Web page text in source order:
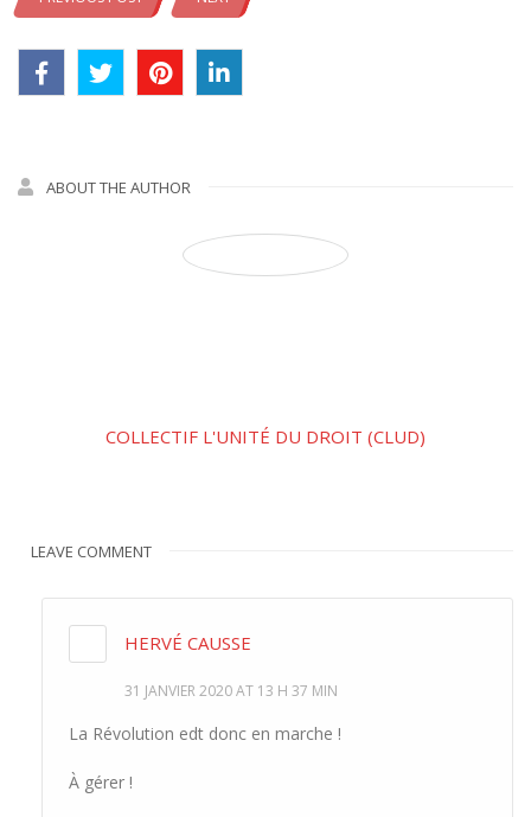
ABOUT THE AUTHOR
COLLECTIF L'UNITÉ DU DROIT (CLUD)
LEAVE COMMENT
HERVÉ CAUSSE
31 JANVIER 2020 AT 13 H 37 MIN
La Révolution edt donc en marche !
À gérer !